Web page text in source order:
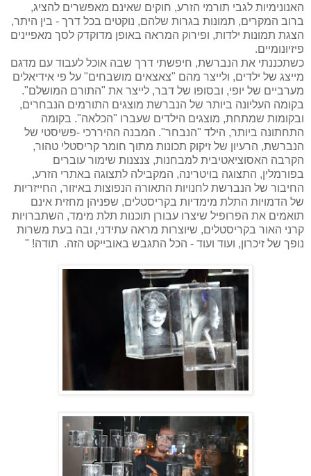
האנונימיות לגבי תורמי הזרע, חוקים שאינם מאפשרים להציג,
ברוב המקרים, תמונות בגרות שלהם, נוקטים בכל דרך - בין היתר,
הצגת תמונות ילדות, ופירוק המראה באופן מדוקדק לסך מאפיינים
פיזיונומיים.
כשתכננתי את הנברשת, חיפשתי דרך שבה אוכל לעבוד עם מדגם
מייצג של ילדים, ולייצר מהם "צאצאים מושבחים" על פי אידיאלים
מערביים של יופי, ובסופו של דבר, לייצר את "התורם המושלם".
בקומה העליונה ביותר של הנברשת מוצגים התורמים הנבחרים,
ובקומות שמתחת, מוצגים הילדים שעברו "הכלאה". בקומה
התחתונה ביותר, הילד "הנבחר". המבנה ההיררכי -פשיסטי של
הנברשת, הרעיון של זיקוק תכונות מתוך חומר קריסטלי טהור,
הקרבה האסוציאטיבית למבחנות, צנצנות שימור עוברים
בפורמלין, התצוגה בויטרינה, המקבילה לתצוגה באתרי הזרע,
החיבור של הנברשת לחנויות התאורה הנפוצות באיזור, החייזריות
של הדמויות התלת מימדיות בקריסטלים, שפניהן מחזית אינם
תואמים את הפרופיל שיצרו עבורן תוכנות תלת מימד, השתברויות
קרני האור בקריסטלים, שיוצרות מראה עתידני, ובה בעת משרות
נופך של זיכרון, ועוד ועוד - הכל התגבש באובייקט הזה. תודה! "